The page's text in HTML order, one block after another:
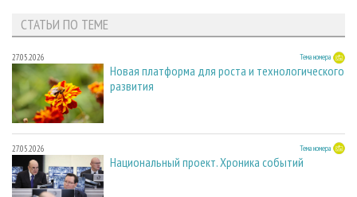
СТАТЬИ ПО ТЕМЕ
27.05.2026 Тема номера
Новая платформа для роста и технологического
развития
27.05.2026 Тема номера
Национальный проект. Хроника событий